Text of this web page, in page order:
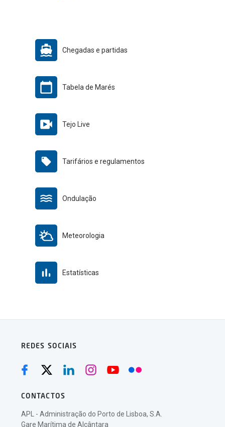
Chegadas e partidas
Tabela de Marés
Tejo Live
Tarifários e regulamentos
Ondulação
Meteorologia
Estatísticas
REDES SOCIAIS
CONTACTOS
APL - Administração do Porto de Lisboa, S.A.
Gare Marítima de Alcântara